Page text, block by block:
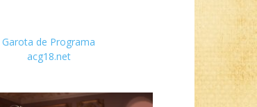
Garota de Programa
acg18.net